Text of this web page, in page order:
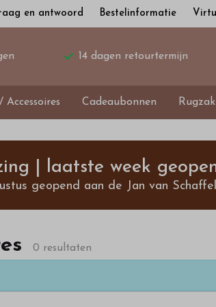
en antwoord Bestelinformatie
14 dagen retourtermijn
Accessoires Cadeaubonnen
| laatste week
geopend aan de Jan van
0 resultaten